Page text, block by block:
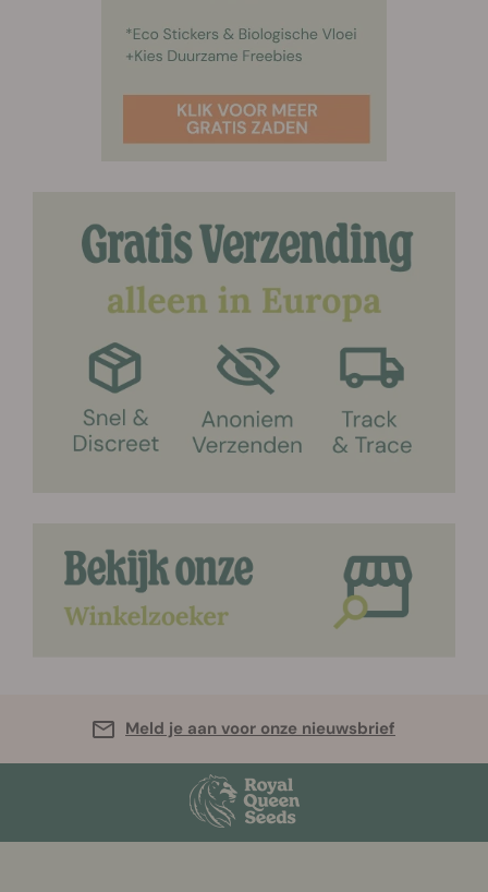
Meld je aan voor onze nieuwsbrief